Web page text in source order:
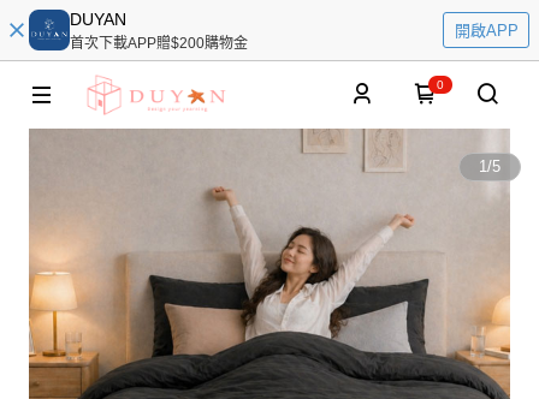
DUYAN
首次下載APP贈$200購物金
開啟APP
0
1/5